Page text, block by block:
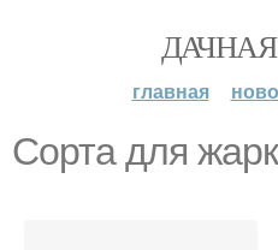
главная
Сорта для